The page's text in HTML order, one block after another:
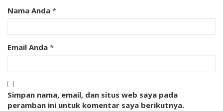
Nama Anda *
Email Anda *
Simpan nama, email, dan situs web saya pada
peramban ini untuk komentar saya berikutnya.